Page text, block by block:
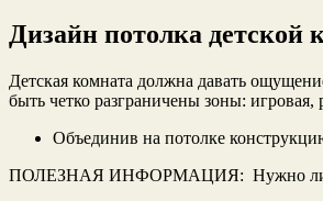
Дизайн потолка детской
Детская комната должна давать
быть четко разграничены зоны: игровая,
Объединив на потолке
ПОЛЕЗНАЯ ИНФОРМАЦИЯ: Нужно ли